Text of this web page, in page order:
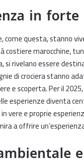
in forte
come questa, stanno
costiere marocchine,
rivelano essere
di crociera stanno
e scoperta. Per il
esperienze diventa
vere e proprie
a offrire